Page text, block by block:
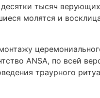
тысяч
молятся и
ANSA, по всей
траурного